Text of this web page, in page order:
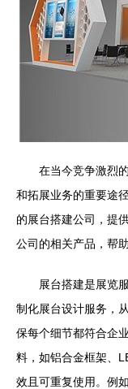
在当今竞争激烈
和拓展业务的重要途
的展台搭建公司，提
公司的相关产品，帮
展台搭建是展览
制化展台设计服务，
保每个细节都符合企
料，如铝合金框架、
效且可重复使用。例